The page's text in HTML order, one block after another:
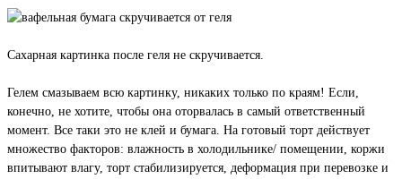
Сахарная картинка после геля не скручивается.
Гелем смазываем всю картинку, никаких только по краям! Если,
конечно, не хотите, чтобы она оторвалась в самый ответственный
момент. Все таки это не клей и бумага. На готовый торт действует
множество факторов: влажность в холодильнике/ помещении, коржи
впитывают влагу, торт стабилизируется, деформация при перевозке и